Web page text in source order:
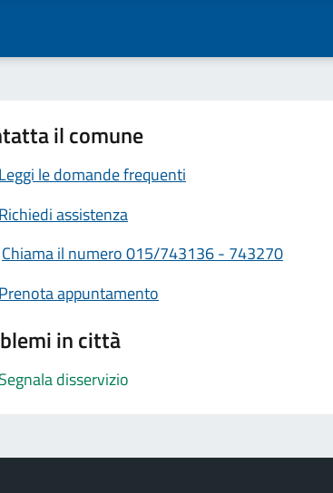
il comune
le domande frequenti
assistenza
Chiama il numero 015/743136 - 743270
appuntamento
in città
disservizio